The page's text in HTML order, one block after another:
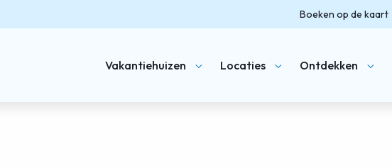
Boeken op de kaart
Vakantiehuizen Locaties Ontdekken